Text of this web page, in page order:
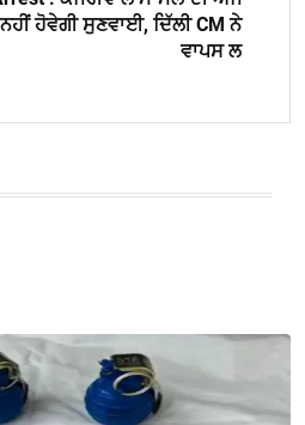
ਹੋਵੇਗੀ ਸੁਣਵਾਈ, ਦਿੱਲੀ CM ਨੇ
ਵਾਪਸ ਲ